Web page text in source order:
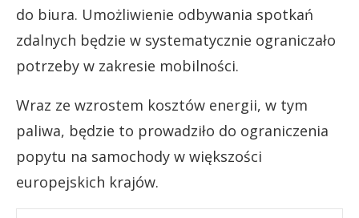
do biura. Umożliwienie odbywania spotkań
zdalnych będzie w systematycznie ograniczało
potrzeby w zakresie mobilności.
Wraz ze wzrostem kosztów energii, w tym
paliwa, będzie to prowadziło do ograniczenia
popytu na samochody w większości
europejskich krajów.